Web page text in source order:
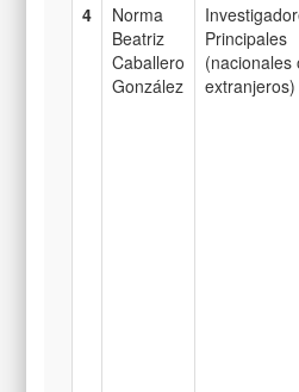
4
Norma
Beatriz
Caballero
González
Principales
(nacionales
extranjeros)